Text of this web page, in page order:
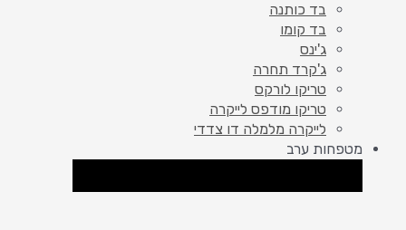
בד כותנה
בד קומו
ג'ינס
ג'קרד תחרה
טריקו לורקס
טריקו מודפס לייקרה
לייקרה מלמלה דו צדדי
מטפחות ערב